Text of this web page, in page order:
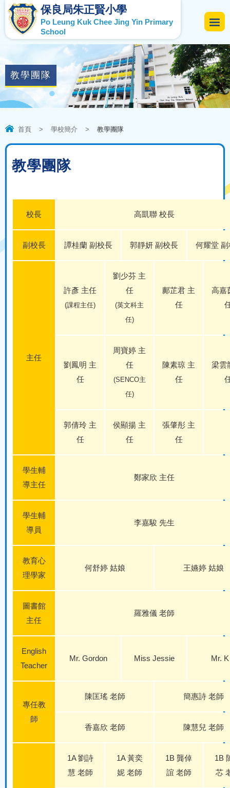
保良局朱正賢小學
Po Leung Kuk Chee Jing Yin Primary
School
教學團隊
首頁 > 學校簡介 > 教學團隊
教學團隊
校長 高凱聯 校長
副校長 譚桂蘭 副校長 郭靜妍 副校長 何耀堂
主任
許彥 主任
(課程主任)
劉少芬 主
任
(英文科主
任)
鄺芷君 主
任
高嘉
劉鳳明 主
任
周寶婷 主
任
(SENCO主
任)
陳素琼 主
任
梁雲
郭倩玲 主
任
侯顯揚 主
任
張肇彤 主
任
學生輔
導主任
鄭家欣 主任
學生輔
導員
李嘉駿 先生
教育心
理學家
何舒婷 姑娘 王嬿婷 姑娘
圖書館
主任
羅雅儀 老師
English
Teacher
Mr. Gordon Miss Jessie Mr. K
專任教
師
陳匡瑤 老師 簡惠詩 老師
香嘉欣 老師 陳慧兒 老師
1A 劉詩
慧 老師
1A 黃奕
妮 老師
1B 龔倬
誼 老師
1B
芯